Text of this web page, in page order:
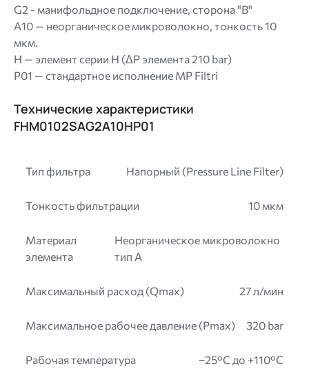
G2 - манифольдное подключение, сторона "B"
A10 — неорганическое микроволокно, тонкость 10
мкм.
H — элемент серии H (ΔP элемента 210 bar)
P01 — стандартное исполнение MP Filtri
Технические характеристики
FHM0102SAG2A10HP01
Тип фильтра Напорный (Pressure Line Filter)
Тонкость фильтрации 10 мкм
Материал
элемента
Неорганическое микроволокно
тип A
Максимальный расход (Qmax) 27 л/мин
Максимальное рабочее давление (Pmax) 320 bar
Рабочая температура −25°C до +110°C